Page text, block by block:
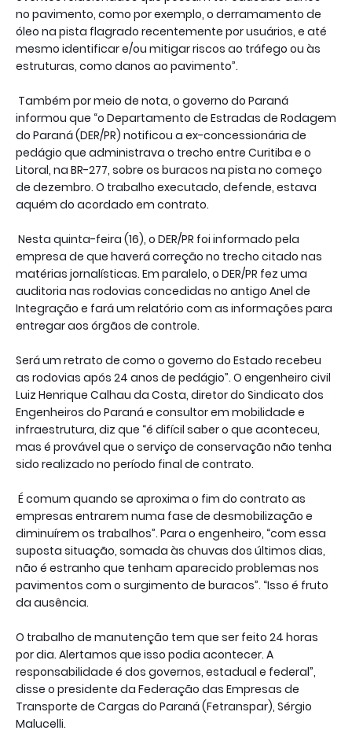
no pavimento, como por exemplo, o derramamento de
óleo na pista flagrado recentemente por usuários, e até
mesmo identificar e/ou mitigar riscos ao tráfego ou às
estruturas, como danos ao pavimento”.
Também por meio de nota, o governo do Paraná
informou que “o Departamento de Estradas de Rodagem
do Paraná (DER/PR) notificou a ex-concessionária de
pedágio que administrava o trecho entre Curitiba e o
Litoral, na BR-277, sobre os buracos na pista no começo
de dezembro. O trabalho executado, defende, estava
aquém do acordado em contrato.
Nesta quinta-feira (16), o DER/PR foi informado pela
empresa de que haverá correção no trecho citado nas
matérias jornalísticas. Em paralelo, o DER/PR fez uma
auditoria nas rodovias concedidas no antigo Anel de
Integração e fará um relatório com as informações para
entregar aos órgãos de controle.
Será um retrato de como o governo do Estado recebeu
as rodovias após 24 anos de pedágio”. O engenheiro civil
Luiz Henrique Calhau da Costa, diretor do Sindicato dos
Engenheiros do Paraná e consultor em mobilidade e
infraestrutura, diz que “é difícil saber o que aconteceu,
mas é provável que o serviço de conservação não tenha
sido realizado no período final de contrato.
É comum quando se aproxima o fim do contrato as
empresas entrarem numa fase de desmobilização e
diminuírem os trabalhos”. Para o engenheiro, “com essa
suposta situação, somada às chuvas dos últimos dias,
não é estranho que tenham aparecido problemas nos
pavimentos com o surgimento de buracos”. “Isso é fruto
da ausência.
O trabalho de manutenção tem que ser feito 24 horas
por dia. Alertamos que isso podia acontecer. A
responsabilidade é dos governos, estadual e federal”,
disse o presidente da Federação das Empresas de
Transporte de Cargas do Paraná (Fetranspar), Sérgio
Malucelli.